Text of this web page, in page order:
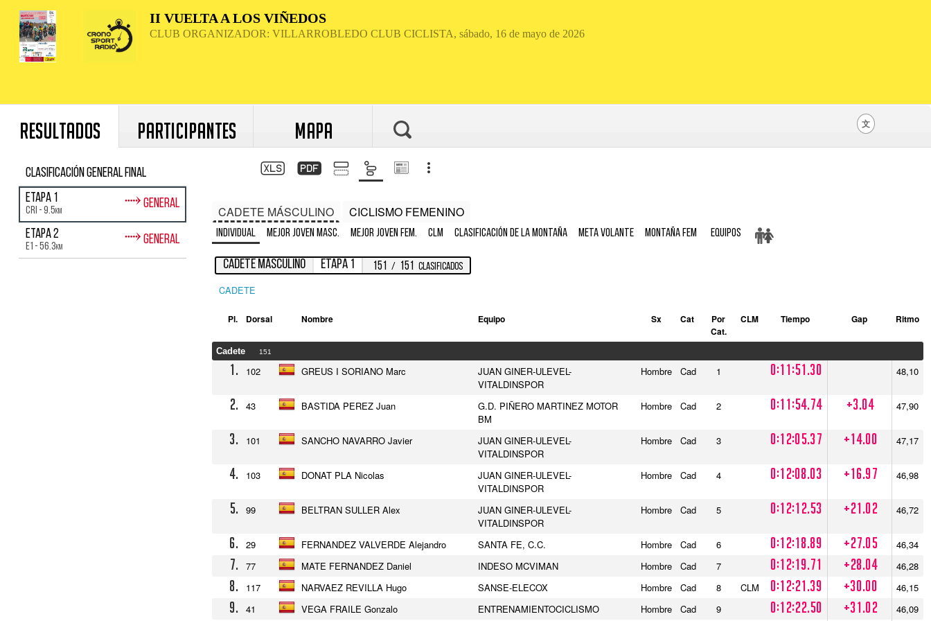
RESULTADOS PARTICIPANTES MAPA 文
Clasificación general final
Etapa 1
CRI - 9.5km ⤑ General
Etapa 2
E1 - 56.3km ⤑ General
CADETE MÁSCULINO CICLISMO FEMENINO
Individual Mejor joven MASC. Mejor joven FEM. CLM Clasificación de la montaña Meta Volante Montaña Fem Equipos
CADETE MÁSCULINO Etapa 1 151 / 151 Clasificados
CADETE
Pl. Dorsal Nombre Equipo Sx Cat
Por
Cat.
CLM Tiempo Gap Ritmo
Cadete 151
1. 102 GREUS I SORIANO Marc
JUAN GINER-ULEVEL-
VITALDINSPOR
Hombre Cad 1 0:11:51.30 48,10
2. 43 BASTIDA PEREZ Juan
G.D. PIÑERO MARTINEZ MOTOR
BM
Hombre Cad 2 0:11:54.74 +3.04 47,90
3. 101 SANCHO NAVARRO Javier
JUAN GINER-ULEVEL-
VITALDINSPOR
Hombre Cad 3 0:12:05.37 +14.00 47,17
4. 103 DONAT PLA Nicolas
JUAN GINER-ULEVEL-
VITALDINSPOR
Hombre Cad 4 0:12:08.03 +16.97 46,98
5. 99 BELTRAN SULLER Alex
JUAN GINER-ULEVEL-
VITALDINSPOR
Hombre Cad 5 0:12:12.53 +21.02 46,72
6. 29 FERNANDEZ VALVERDE Alejandro SANTA FE, C.C. Hombre Cad 6 0:12:18.89 +27.05 46,34
7. 77 MATE FERNANDEZ Daniel INDESO MCVIMAN Hombre Cad 7 0:12:19.71 +28.04 46,28
8. 117 NARVAEZ REVILLA Hugo SANSE-ELECOX Hombre Cad 8 CLM 0:12:21.39 +30.00 46,15
9. 41 VEGA FRAILE Gonzalo ENTRENAMIENTOCICLISMO Hombre Cad 9 0:12:22.50 +31.02 46,09